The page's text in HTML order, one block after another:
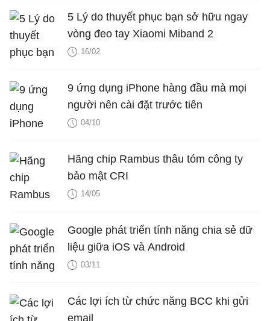
5 Lý do thuyết phục bạn sở hữu ngay
vòng đeo tay Xiaomi Miband 2
16/02
9 ứng dụng iPhone hàng đầu mà mọi
người nên cài đặt trước tiên
04/10
Hãng chip Rambus thâu tóm công ty
bảo mật CRI
14/05
Google phát triển tính năng chia sẻ dữ
liệu giữa iOS và Android
03/11
Các lợi ích từ chức năng BCC khi gửi
email